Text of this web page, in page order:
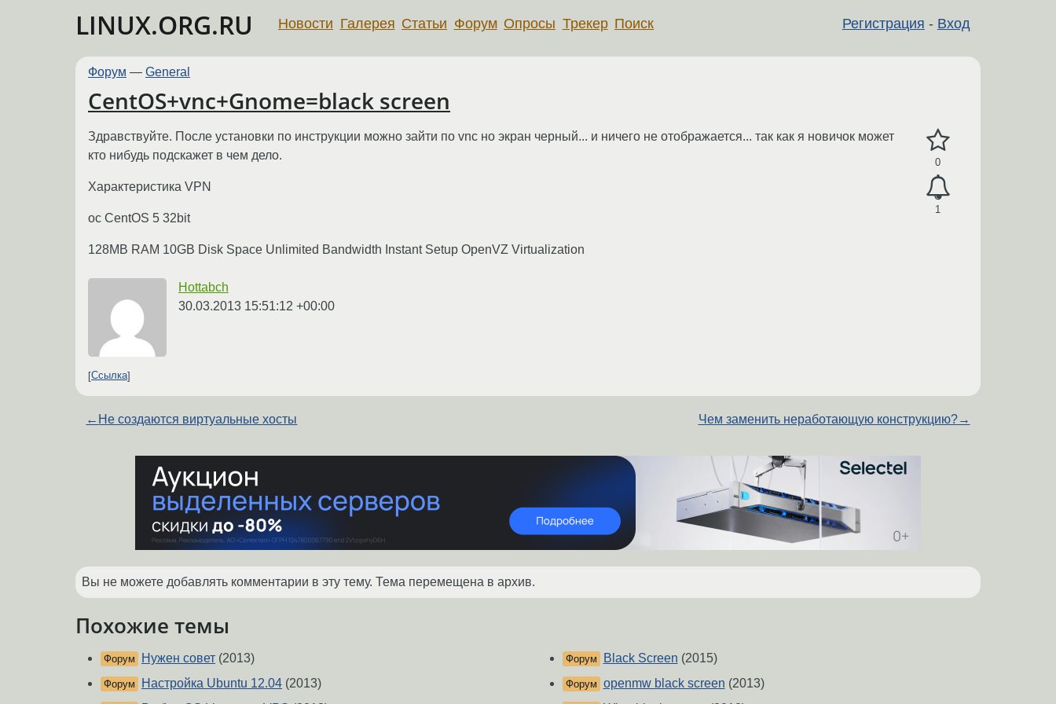
LINUX.ORG.RU Регистрация - Вход
Новости Галерея Статьи Форум Опросы Трекер Поиск
Форум — General
CentOS+vnc+Gnome=black screen
0
1
Здравствуйте. После установки по инструкции можно зайти по vnc но экран черный... и ничего не отображается... так как я новичок может
кто нибудь подскажет в чем дело.
Характеристика VPN
oc CentOS 5 32bit
128MB RAM 10GB Disk Space Unlimited Bandwidth Instant Setup OpenVZ Virtualization
Hottabch
30.03.2013 15:51:12 +00:00
Ссылка
← Не создаются виртуальные хосты Чем заменить неработающую конструкцию?→
Вы не можете добавлять комментарии в эту тему. Тема перемещена в архив.
Похожие темы
Форум Нужен совет (2013)
Форум Настройка Ubuntu 12.04 (2013)
Форум Black Screen (2015)
Форум openmw black screen (2013)